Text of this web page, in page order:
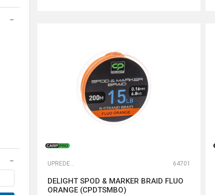
UPREDENE STRUNE 64701
DELIGHT SPOD & MARKER BRAID FLUO
ORANGE (CPDTSMBO)